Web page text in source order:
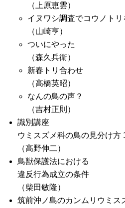
（上原恵雲）
イヌワシ調査でコウノトリ
（山崎亨）
ついにやった
（森久兵衛）
新春トリ合わせ
（高橋英昭）
なんの鳥の声？
（吉村正則）
識別講座
ウミスズメ科の鳥の見分け方
（高野伸二）
鳥獣保護法における
違反行為成立の条件
（柴田敏隆）
筑前沖ノ島のカンムリウミス